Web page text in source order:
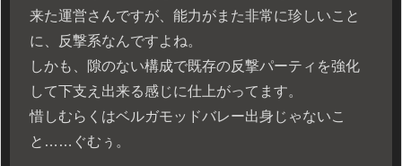
来た運営さんですが、能力がまた非常に珍しいこと
に、反撃系なんですよね。
しかも、隙のない構成で既存の反撃パーティを強化
して下支え出来る感じに仕上がってます。
惜しむらくはベルガモッドバレー出身じゃないこ
と……ぐむぅ。